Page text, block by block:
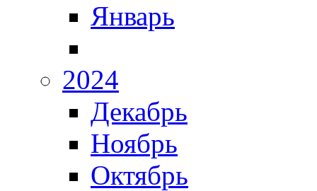
Январь
2024
Декабрь
Ноябрь
Октябрь